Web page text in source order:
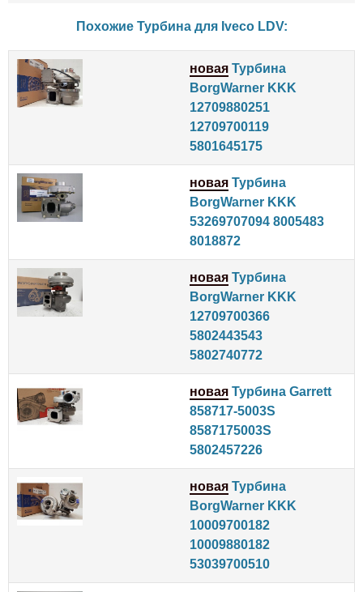
Похожие Турбина для Iveco LDV:
новая Турбина
BorgWarner KKK
12709880251
12709700119
5801645175
новая Турбина
BorgWarner KKK
53269707094 8005483
8018872
новая Турбина
BorgWarner KKK
12709700366
5802443543
5802740772
новая Турбина Garrett
858717-5003S
8587175003S
5802457226
новая Турбина
BorgWarner KKK
10009700182
10009880182
53039700510